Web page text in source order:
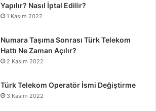
Yapılır? Nasıl İptal Edilir?
1 Kasım 2022
Numara Taşıma Sonrası Türk Telekom
Hattı Ne Zaman Açılır?
2 Kasım 2022
Türk Telekom Operatör İsmi Değiştirme
3 Kasım 2022